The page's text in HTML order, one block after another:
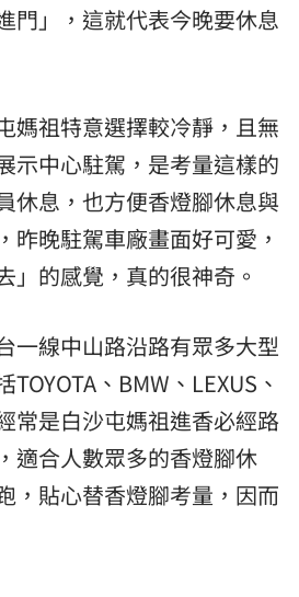
門」，這就代表今晚要休息
媽祖特意選擇較冷靜，且無
示中心駐駕，是考量這樣的
休息，也方便香燈腳休息與
昨晚駐駕車廠畫面好可愛，
」的感覺，真的很神奇。
一線中山路沿路有眾多大型
、BMW、LEXUS、
常是白沙屯媽祖進香必經路
適合人數眾多的香燈腳休
，貼心替香燈腳考量，因而